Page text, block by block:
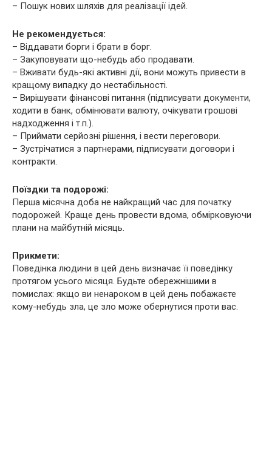
– Пошук нових шляхів для реалізації ідей.
Не рекомендується:
– Віддавати борги і брати в борг.
– Закуповувати що-небудь або продавати.
– Вживати будь-які активні дії, вони можуть привести в
кращому випадку до нестабільності.
– Вирішувати фінансові питання (підписувати документи,
ходити в банк, обмінювати валюту, очікувати грошові
надходження і т.п.).
– Приймати серйозні рішення, і вести переговори.
– Зустрічатися з партнерами, підписувати договори і
контракти.
Поїздки та подорожі:
Перша місячна доба не найкращий час для початку
подорожей. Краще день провести вдома, обмірковуючи
плани на майбутній місяць.
Прикмети:
Поведінка людини в цей день визначає її поведінку
протягом усього місяця. Будьте обережнішими в
помислах: якщо ви ненароком в цей день побажаєте
кому-небудь зла, це зло може обернутися проти вас.